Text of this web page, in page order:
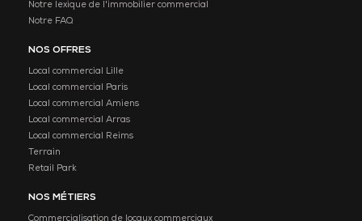
Notre lexique de l'immobilier commercial
Notre FAQ
NOS OFFRES
Local commercial Lille
Local commercial Paris
Local commercial Amiens
Local commercial Arras
Local commercial Reims
Terrain
Retail Park
NOS MÉTIERS
Commercialisation de locaux commerciaux